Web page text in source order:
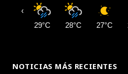
29°C 28°C 27°C
‹
NOTICIAS MÁS RECIENTES